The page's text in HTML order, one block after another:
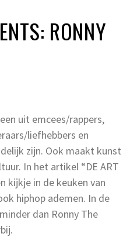
RONNY
uit emcees/rappers,
liefhebbers en
zijn. Ook maakt kunst
In het artikel “DE ART
kijkje in de keuken van
hiphop ademen. In de
dan Ronny The